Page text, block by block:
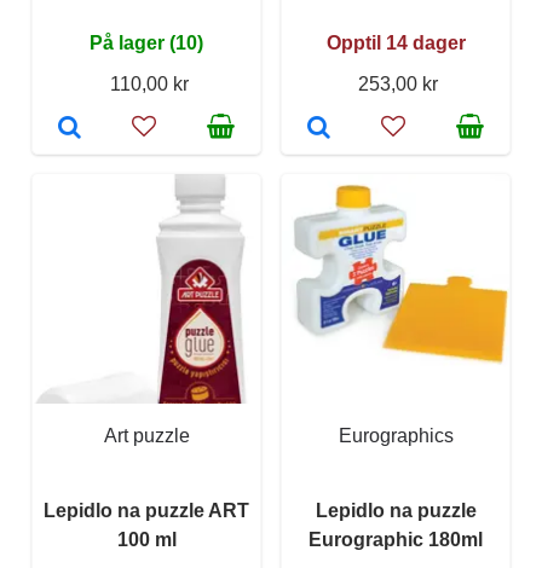
På lager (10)
110,00 kr
Opptil 14 dager
253,00 kr
Art puzzle
Lepidlo na puzzle ART
100 ml
Eurographics
Lepidlo na puzzle
Eurographic 180ml